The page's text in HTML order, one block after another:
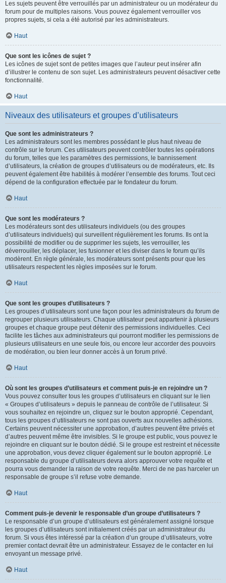
Les sujets peuvent être verrouillés par un administrateur ou un modérateur du
forum pour de multiples raisons. Vous pouvez également verrouiller vos
propres sujets, si cela a été autorisé par les administrateurs.
Haut
Que sont les icônes de sujet ?
Les icônes de sujet sont de petites images que l’auteur peut insérer afin
d’illustrer le contenu de son sujet. Les administrateurs peuvent désactiver cette
fonctionnalité.
Haut
Niveaux des utilisateurs et groupes d’utilisateurs
Que sont les administrateurs ?
Les administrateurs sont les membres possédant le plus haut niveau de
contrôle sur le forum. Ces utilisateurs peuvent contrôler toutes les opérations
du forum, telles que les paramètres des permissions, le bannissement
d’utilisateurs, la création de groupes d’utilisateurs ou de modérateurs, etc. Ils
peuvent également être habilités à modérer l’ensemble des forums. Tout ceci
dépend de la configuration effectuée par le fondateur du forum.
Haut
Que sont les modérateurs ?
Les modérateurs sont des utilisateurs individuels (ou des groupes
d’utilisateurs individuels) qui surveillent régulièrement les forums. Ils ont la
possibilité de modifier ou de supprimer les sujets, les verrouiller, les
déverrouiller, les déplacer, les fusionner et les diviser dans le forum qu’ils
modèrent. En règle générale, les modérateurs sont présents pour que les
utilisateurs respectent les règles imposées sur le forum.
Haut
Que sont les groupes d’utilisateurs ?
Les groupes d’utilisateurs sont une façon pour les administrateurs du forum de
regrouper plusieurs utilisateurs. Chaque utilisateur peut appartenir à plusieurs
groupes et chaque groupe peut détenir des permissions individuelles. Ceci
facilite les tâches aux administrateurs qui pourront modifier les permissions de
plusieurs utilisateurs en une seule fois, ou encore leur accorder des pouvoirs
de modération, ou bien leur donner accès à un forum privé.
Haut
Où sont les groupes d’utilisateurs et comment puis-je en rejoindre un ?
Vous pouvez consulter tous les groupes d’utilisateurs en cliquant sur le lien
« Groupes d’utilisateurs » depuis le panneau de contrôle de l’utilisateur. Si
vous souhaitez en rejoindre un, cliquez sur le bouton approprié. Cependant,
tous les groupes d’utilisateurs ne sont pas ouverts aux nouvelles adhésions.
Certains peuvent nécessiter une approbation, d’autres peuvent être privés et
d’autres peuvent même être invisibles. Si le groupe est public, vous pouvez le
rejoindre en cliquant sur le bouton dédié. Si le groupe est restreint et nécessite
une approbation, vous devez cliquer également sur le bouton approprié. Le
responsable du groupe d’utilisateurs devra alors approuver votre requête et
pourra vous demander la raison de votre requête. Merci de ne pas harceler un
responsable de groupe s’il refuse votre demande.
Haut
Comment puis-je devenir le responsable d’un groupe d’utilisateurs ?
Le responsable d’un groupe d’utilisateurs est généralement assigné lorsque
les groupes d’utilisateurs sont initialement créés par un administrateur du
forum. Si vous êtes intéressé par la création d’un groupe d’utilisateurs, votre
premier contact devrait être un administrateur. Essayez de le contacter en lui
envoyant un message privé.
Haut